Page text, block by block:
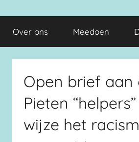
Doorbraak.eu
Over ons Meedoen
Open brief aan
Pieten
wijze het